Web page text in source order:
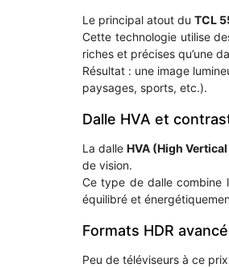
Le principal atout du TCL
Cette technologie utilise
riches et précises qu’une
Résultat : une image
paysages, sports, etc.).
Dalle HVA et
La dalleHVA (High
de vision.
Ce type de dalle combine
équilibré et
Formats HDR
Peu de téléviseurs à ce